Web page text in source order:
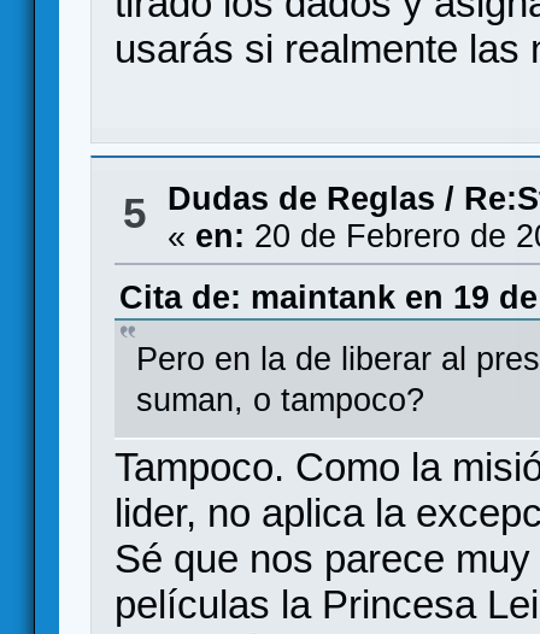
usarás si realmente las
5 Dudas de Reglas /
« en: 20 de Febrero de
Cita de: maintank en 19
Pero en la de liberar al
suman, o tampoco?
Tampoco. Como la
lider, no aplica la
Sé que nos parece
películas la Princesa